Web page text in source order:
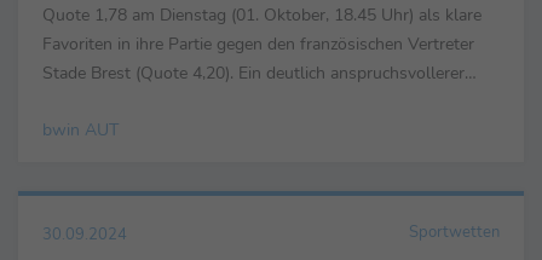
Quote 1,78 am Dienstag (01. Oktober, 18.45 Uhr) als klare
Favoriten in ihre Partie gegen den französischen Vertreter
Stade Brest (Quote 4,20). Ein deutlich anspruchsvollerer
auf...
bwin AUT
30.09.2024 Sportwetten